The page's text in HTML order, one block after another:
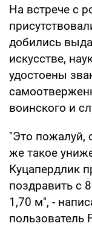
На встрече с
добились
искусстве,
удостоены
воинского и
"Это пожалуй,
же такое
Куцапердлик
поздравить с
1,70 м", -
пользователь